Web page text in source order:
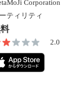
Corporation
ティリティ
2.0